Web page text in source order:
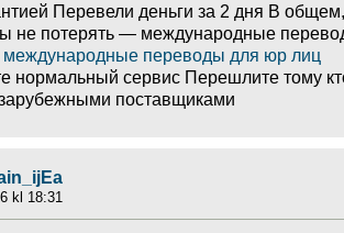
Перевели деньги за 2 дня В общем,
не потерять — международные
международные переводы для юр лиц
нормальный сервис Перешлите тому
зарубежными поставщиками
kl 18:31